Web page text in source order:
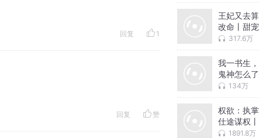
回复 1
回复 赞
王妃又去
改命丨甜
费畅听317.6万
我一书生
鬼神怎么
丨系统脑洞
134万
权欲：执
仕途谋权
袭爽文
1891.8万